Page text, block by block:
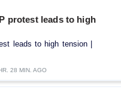
leads to high
leads to high tension |
28 MIN. AGO